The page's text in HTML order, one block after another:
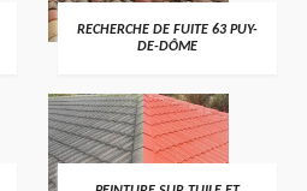
RECHERCHE DE FUITE 63 PUY-
DE-DÔME